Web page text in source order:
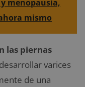
menopausia,
mismo
las piernas
varices
de una